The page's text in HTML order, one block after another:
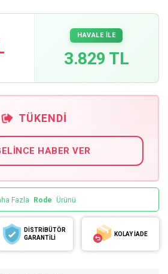
HAVALE İLE
3.829 TL
TÜKENDI
HABER VER
Fazla Rode Ürünü
DİSTRİBÜTÖR
GARANTİLİ
KOLAY İADE